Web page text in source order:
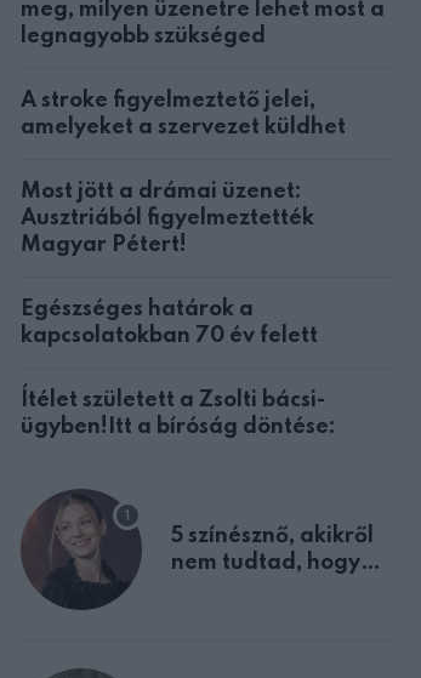
meg, milyen üzenetre lehet most a
legnagyobb szükséged
A stroke figyelmeztető jelei,
amelyeket a szervezet küldhet
Most jött a drámai üzenet:
Ausztriából figyelmeztették
Magyar Pétert!
Egészséges határok a
kapcsolatokban 70 év felett
Ítélet született a Zsolti bácsi-
ügyben!Itt a bíróság döntése:
5 színésznő, akikről
nem tudtad, hogy